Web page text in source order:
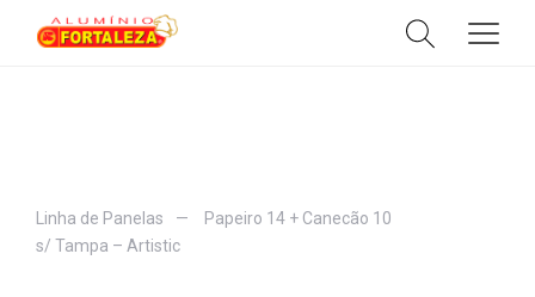
Linha de Panelas
Papeiro 14 + Canecão 10
s/ Tampa – Artistic